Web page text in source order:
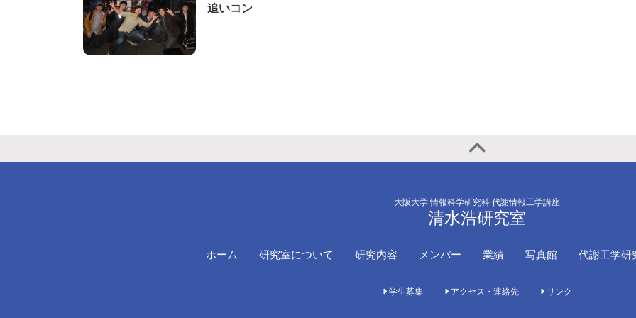
追いコン
大阪大学 情報科学研究科 代謝情報工学講座
清水浩研究室
ホーム 研究室について 研究内容 メンバー 業績 写真館 代謝工学研
学生募集 アクセス・連絡先 リンク